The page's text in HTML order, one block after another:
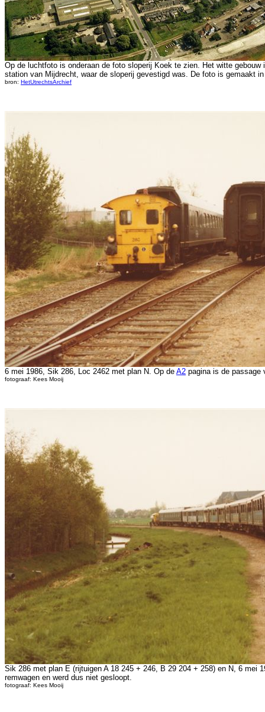
Op de luchtfoto is onderaan de foto sloperij Koek te zien. Het witte gebouw
station van Mijdrecht, waar de sloperij gevestigd was. De foto is gemaakt
bron: HetUtrechtsArchief
6 mei 1986, Sik 286, Loc 2462 met plan N. Op de A2 pagina is de passage
fotograaf: Kees Mooij
Sik 286 met plan E (rijtuigen A 18 245 + 246, B 29 204 + 258) en N, 6 mei
remwagen en werd dus niet gesloopt.
fotograaf: Kees Mooij